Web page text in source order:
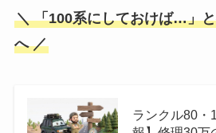
＼ 「100系にしておけば…」
へ ／
ランクル80・